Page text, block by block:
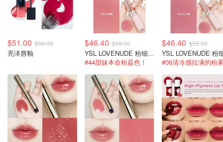
$51.00 $68.00
亮泽唇釉
$46.40 $58.00
YSL LOVENUDE 粉细管口红
#44甜妹本命粉荔色！
$46.40 $58.00